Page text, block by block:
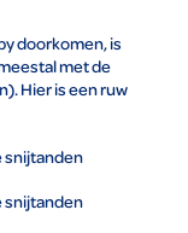
doorkomen, is
met de
Hier is een ruw
snijtanden
snijtanden